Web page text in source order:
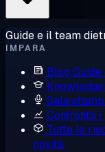
Guide e il team
IMPARA
Blog
Sala
Confronta
Tutte le
novità